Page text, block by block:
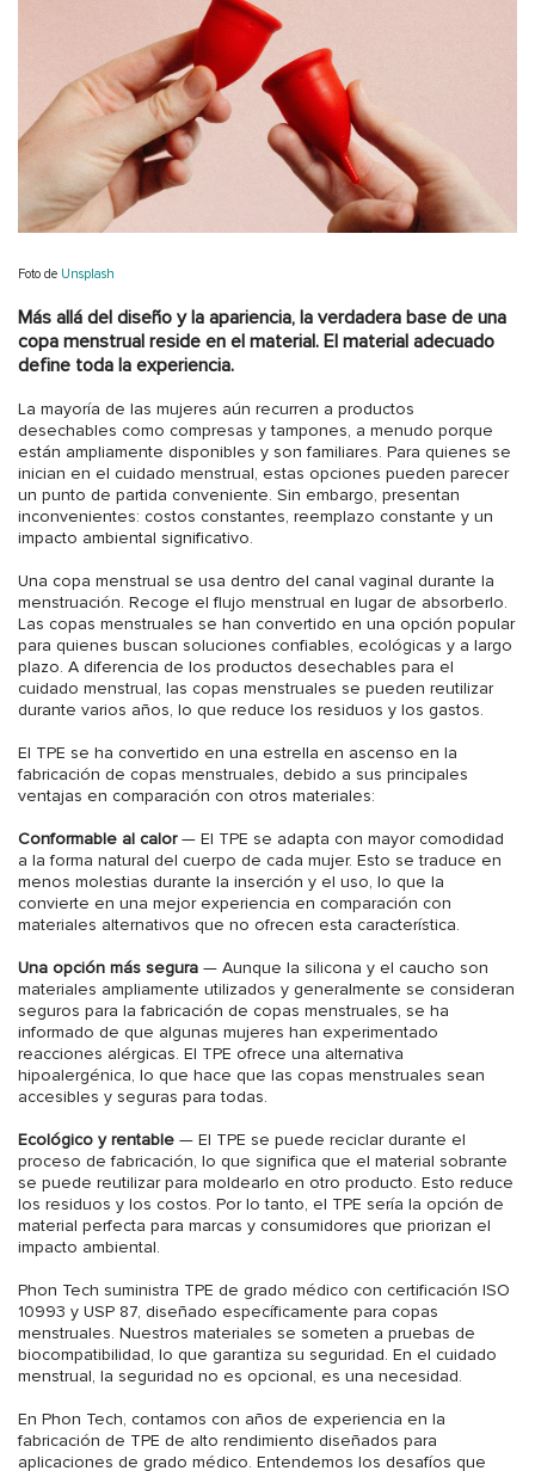
Foto de Unsplash
Más allá del diseño y la apariencia, la verdadera base de una
copa menstrual reside en el material. El material adecuado
define toda la experiencia.
La mayoría de las mujeres aún recurren a productos
desechables como compresas y tampones, a menudo porque
están ampliamente disponibles y son familiares. Para quienes se
inician en el cuidado menstrual, estas opciones pueden parecer
un punto de partida conveniente. Sin embargo, presentan
inconvenientes: costos constantes, reemplazo constante y un
impacto ambiental significativo.
Una copa menstrual se usa dentro del canal vaginal durante la
menstruación. Recoge el flujo menstrual en lugar de absorberlo.
Las copas menstruales se han convertido en una opción popular
para quienes buscan soluciones confiables, ecológicas y a largo
plazo. A diferencia de los productos desechables para el
cuidado menstrual, las copas menstruales se pueden reutilizar
durante varios años, lo que reduce los residuos y los gastos.
El TPE se ha convertido en una estrella en ascenso en la
fabricación de copas menstruales, debido a sus principales
ventajas en comparación con otros materiales:
Conformable al calor— El TPE se adapta con mayor comodidad
a la forma natural del cuerpo de cada mujer. Esto se traduce en
menos molestias durante la inserción y el uso, lo que la
convierte en una mejor experiencia en comparación con
materiales alternativos que no ofrecen esta característica.
Una opción más segura — Aunque la silicona y el caucho son
materiales ampliamente utilizados y generalmente se consideran
seguros para la fabricación de copas menstruales, se ha
informado de que algunas mujeres han experimentado
reacciones alérgicas. El TPE ofrece una alternativa
hipoalergénica, lo que hace que las copas menstruales sean
accesibles y seguras para todas.
Ecológico y rentable — El TPE se puede reciclar durante el
proceso de fabricación, lo que significa que el material sobrante
se puede reutilizar para moldearlo en otro producto. Esto reduce
los residuos y los costos. Por lo tanto, el TPE sería la opción de
material perfecta para marcas y consumidores que priorizan el
impacto ambiental.
Phon Tech suministra TPE de grado médico con certificación ISO
10993 y USP 87, diseñado específicamente para copas
menstruales. Nuestros materiales se someten a pruebas de
biocompatibilidad, lo que garantiza su seguridad. En el cuidado
menstrual, la seguridad no es opcional, es una necesidad.
En Phon Tech, contamos con años de experiencia en la
fabricación de TPE de alto rendimiento diseñados para
aplicaciones de grado médico. Entendemos los desafíos que